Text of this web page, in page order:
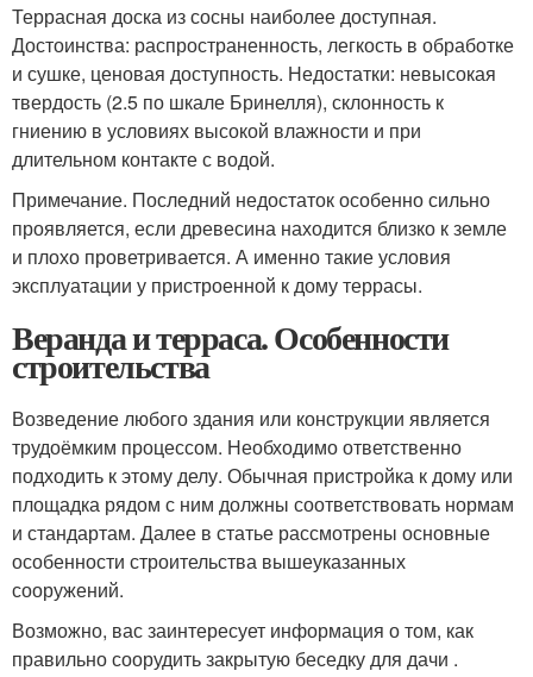
Террасная доска из сосны наиболее доступная.
Достоинства: распространенность, легкость в обработке
и сушке, ценовая доступность. Недостатки: невысокая
твердость (2.5 по шкале Бринелля), склонность к
гниению в условиях высокой влажности и при
длительном контакте с водой.
Примечание. Последний недостаток особенно сильно
проявляется, если древесина находится близко к земле
и плохо проветривается. А именно такие условия
эксплуатации у пристроенной к дому террасы.
Веранда и терраса. Особенности
строительства
Возведение любого здания или конструкции является
трудоёмким процессом. Необходимо ответственно
подходить к этому делу. Обычная пристройка к дому или
площадка рядом с ним должны соответствовать нормам
и стандартам. Далее в статье рассмотрены основные
особенности строительства вышеуказанных
сооружений.
Возможно, вас заинтересует информация о том, как
правильно соорудить закрытую беседку для дачи .